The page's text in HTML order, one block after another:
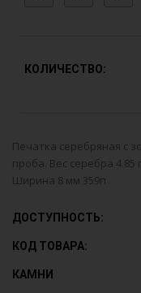
КОЛИЧЕСТВО:
Печатка серебряная с
проба. Вес серебра 4.85
Ширина 8 мм 359п
ДОСТУПНОСТЬ:
КОД ТОВАРА:
КАМНИ